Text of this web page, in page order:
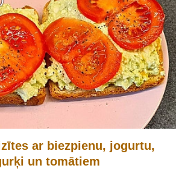
ar biezpienu, jogurtu,
un tomātiem